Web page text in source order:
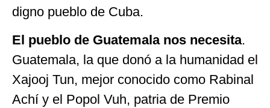
digno pueblo de Cuba.
El pueblo de Guatemala nos necesita.
Guatemala, la que donó a la humanidad el
Xajooj Tun, mejor conocido como Rabinal
Achí y el Popol Vuh, patria de Premio